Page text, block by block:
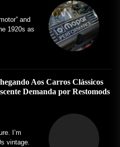
and
1920s as
Aos Carros Clássicos
Demanda por Restomods
I’m
vintage.